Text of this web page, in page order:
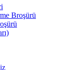
Broşürü